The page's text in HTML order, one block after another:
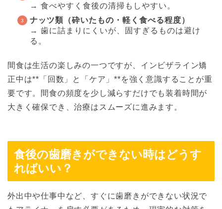
→ 食べやすく食後の清掃もしやすい。
ナッツ類（砕いたもの・軽く食べる程度）
→ 歯に詰まりにくいが、固すぎるものは避け
る。
間食は生活の楽しみの一つですが、インビザライン矯
正中は**「回数」と「ケア」**を強く意識することが重
要です。間食の頻度を少し減らすだけでも装着時間が
大きく確保でき、治療はスムーズに進みます。
食後の歯磨きができない時はどうす
ればいい？
外出中や仕事中など、すぐに歯磨きができない状況で